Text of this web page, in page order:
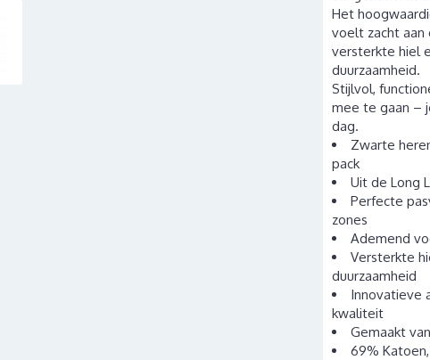
Het
voelt zacht aan
versterkte hiel
duurzaamheid.
Stijlvol,
mee te gaan –
dag.
Zwarte
pack
Uit de Long
Perfecte
zones
Ademend
Versterkte
duurzaamheid
Innovatieve
kwaliteit
Gemaakt
69%